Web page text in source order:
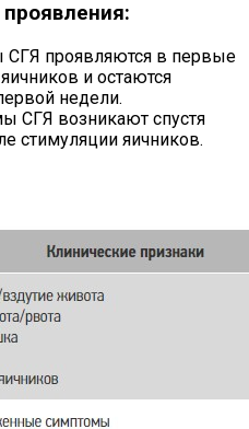
СГЯ проявляются в первые
и остаются
недели.
СГЯ возникают спустя
стимуляции яичников.